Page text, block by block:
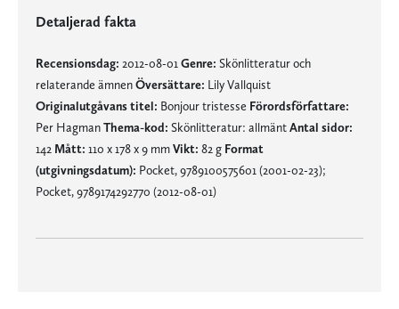
Detaljerad fakta
Recensionsdag: 2012-08-01 Genre: Skönlitteratur och
relaterande ämnenÖversättare: Lily Vallquist
Originalutgåvans titel: Bonjour tristesse Förordsförfattare:
Per HagmanThema-kod: Skönlitteratur: allmäntAntal sidor:
142 Mått: 110 x 178 x 9 mmVikt: 82 g Format
(utgivningsdatum): Pocket, 9789100575601 (2001-02-23);
Pocket, 9789174292770 (2012-08-01)